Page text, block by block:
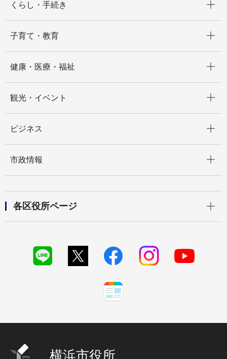
くらし・手続き
子育て・教育
健康・医療・福祉
観光・イベント
ビジネス
市政情報
各区役所ページ
横浜市役所